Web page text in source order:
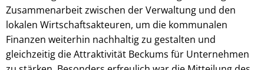
Zusammenarbeit zwischen der Verwaltung und den
lokalen Wirtschaftsakteuren, um die kommunalen
Finanzen weiterhin nachhaltig zu gestalten und
gleichzeitig die Attraktivität Beckums für Unternehmen